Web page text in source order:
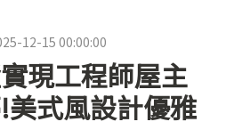
12-15 00:00:00
現工程師屋主
式風設計優雅